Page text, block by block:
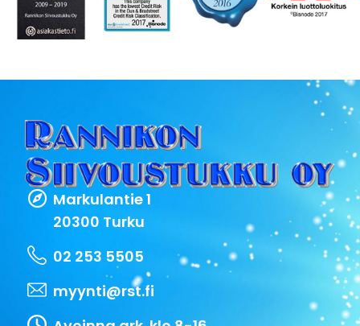
Markulantie 1
20300 Turku
02 253 5505
myynti@rst.fi